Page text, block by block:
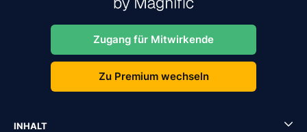
Zugang für Mitwirkende
Zu Premium wechseln
INHALT